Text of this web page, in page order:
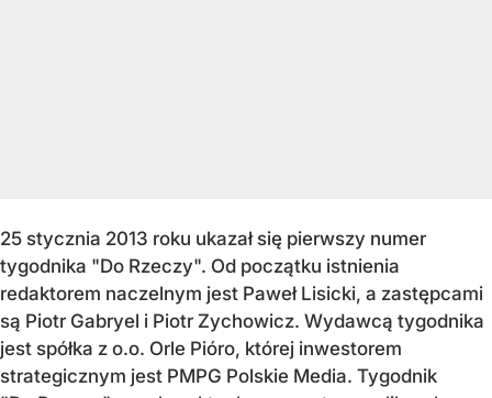
25 stycznia 2013 roku ukazał się pierwszy numer
tygodnika "Do Rzeczy". Od początku istnienia
redaktorem naczelnym jest Paweł Lisicki, a zastępcami
są Piotr Gabryel i Piotr Zychowicz. Wydawcą tygodnika
jest spółka z o.o. Orle Pióro, której inwestorem
strategicznym jest PMPG Polskie Media. Tygodnik